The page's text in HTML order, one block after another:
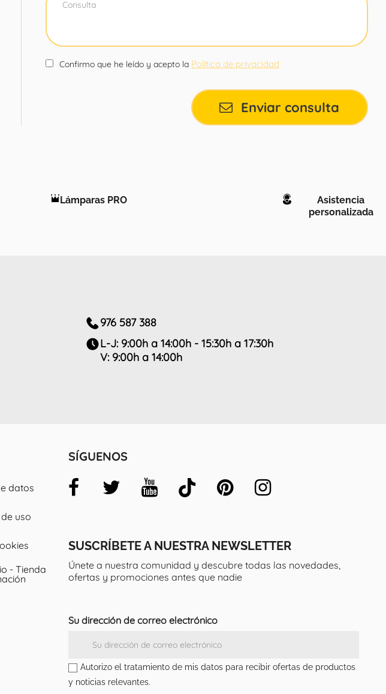
Confirmo que he leído y acepto la Política de privacidad
Enviar consulta
Lámparas PRO
Asistencia
personalizada
976 587 388
L-J: 9:00h a 14:00h - 15:30h a 17:30h
V: 9:00h a 14:00h
datos
uso
- Tienda
SUSCRÍBETE A NUESTRA NEWSLETTER
Únete a nuestra comunidad y descubre todas las novedades,
ofertas y promociones antes que nadie
Su dirección de correo electrónico
Autorizo el tratamiento de mis datos para recibir ofertas de productos
y noticias relevantes.
SÍGUENOS